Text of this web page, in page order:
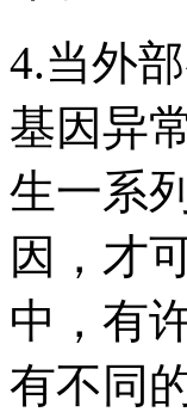
4.当外
基因异
生一系
因，才
中，有
有不同